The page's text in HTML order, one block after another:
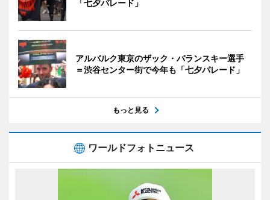
「七夕パレード」
アルバルク東京のザック・バランスキー選手
＝渋谷センター街で今年も「七夕パレード」
もっと見る
ワールドフォトニュース